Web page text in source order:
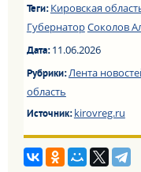
Теги: Кировская
ГубернаторСоколов
Дата:11.06.2026
Рубрики:Лента
область
Источник:kirovreg.ru